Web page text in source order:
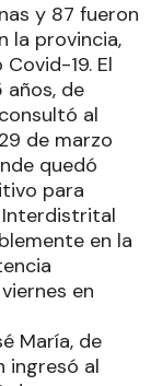
y 87 fueron
la provincia,
19. El
de
al
de marzo
quedó
para
Interdistrital
en la
en
María, de
ingresó al